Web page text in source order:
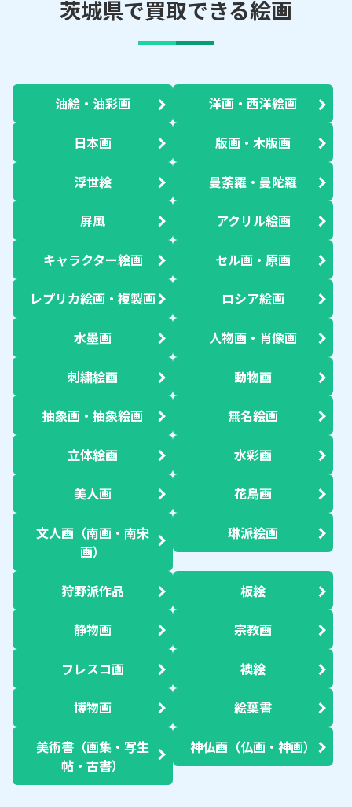
茨城県で買取できる絵画
油絵・油彩画 洋画・西洋絵画
日本画 版画・木版画
浮世絵 曼荼羅・曼陀羅
屏風 アクリル絵画
キャラクター絵画 セル画・原画
レプリカ絵画・複製画 ロシア絵画
水墨画 人物画・肖像画
刺繍絵画 動物画
抽象画・抽象絵画 無名絵画
立体絵画 水彩画
美人画 花鳥画
文人画（南画・南宋
画）
琳派絵画
狩野派作品 板絵
静物画 宗教画
フレスコ画 襖絵
博物画 絵葉書
美術書（画集・写生
帖・古書）
神仏画（仏画・神画）